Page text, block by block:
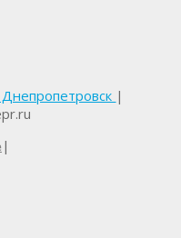
Днепропетровск |
|